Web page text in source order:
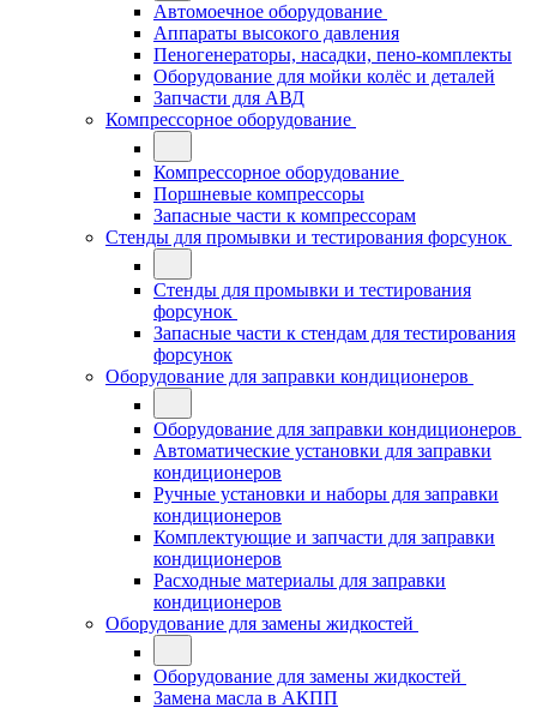
Автомоечное оборудование
Аппараты высокого давления
Пеногенераторы, насадки, пено-комплекты
Оборудование для мойки колёс и деталей
Запчасти для АВД
Компрессорное оборудование
Компрессорное оборудование
Поршневые компрессоры
Запасные части к компрессорам
Стенды для промывки и тестирования форсунок
Стенды для промывки и тестирования
форсунок
Запасные части к стендам для тестирования
форсунок
Оборудование для заправки кондиционеров
Оборудование для заправки кондиционеров
Автоматические установки для заправки
кондиционеров
Ручные установки и наборы для заправки
кондиционеров
Комплектующие и запчасти для заправки
кондиционеров
Расходные материалы для заправки
кондиционеров
Оборудование для замены жидкостей
Оборудование для замены жидкостей
Замена масла в АКПП